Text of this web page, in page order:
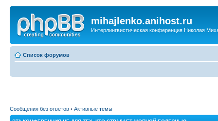
mihajlenko.anihost.ru
Интерлингвистическая конференция Николая
Список форумов
Сообщения без ответов • Активные темы